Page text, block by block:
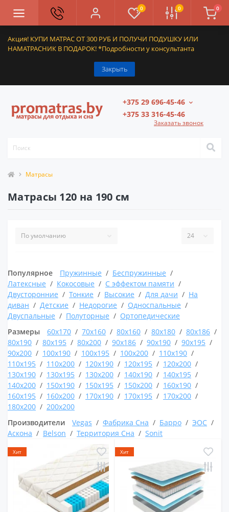
Акция! КУПИ МАТРАС ОТ 300 РУБ И ПОЛУЧИ ПОДУШКУ ИЛИ
НАМАТРАСНИК В ПОДАРОК! *Подробности у консультанта
Закрыть
0 0 0
+375 29 696-45-46
+375 33 316-45-46
Заказать звонок
Матрасы
Матрасы 120 на 190 см
Популярное Пружинные
Беспружинные
Латексные
Кокосовые
С эффектом памяти
Двусторонние
Тонкие Высокие Для дачи
На
диван
Детские Недорогие
Односпальные
Двуспальные
Полуторные
Ортопедические
Размеры
60x170 70x160 80x160 80x180
80x186
80x190
80x195 80x200 90x186 90x190
90x195
90x200
100x190 100x195 100x200
110x190
110x195
110x200 120x190 120x195
120x200
130x190
130x195 130x200 140x190
140x195
140x200
150x190 150x195 150x200
160x190
160x195
160x200 170x190 170x195
170x200
180x200
200x200
Производители
Vegas Фабрика Сна Барро
ЭОС
Аскона
Belson Территория Сна Sonit
Хит Хит